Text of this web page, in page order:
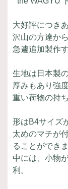
大好評につき
沢山の方達か
急遽追加製作
生地は日本製
厚みもあり強
重い荷物の持
形はB4サイズ
太めのマチが
ることができま
中には、小物
利。